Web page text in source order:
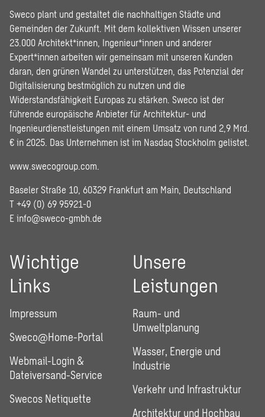
Sweco plant und gestaltet die nachhaltigen Städte und
Gemeinden der Zukunft. Mit dem kollektiven Wissen unserer
23.000 Architekt*innen, Ingenieur*innen und anderer
Expert*innen arbeiten wir gemeinsam mit unseren Kunden
daran, den grünen Wandel zu unterstützen, das Potenzial der
Digitalisierung bestmöglich zu nutzen und die
Widerstandsfähigkeit Europas zu stärken. Sweco ist der
führende europäische Anbieter für Architektur- und
Ingenieurdienstleistungen mit einem Umsatz von rund 2,9 Mrd.
€ in 2025. Das Unternehmen ist im Nasdaq Stockholm gelistet.
www.swecogroup.com
Baseler Straße 10, 60329 Frankfurt am Main, Deutschland
T +49 (0) 69 95921-0
E info@sweco-gmbh.de
Wichtige
Links
Impressum
Sweco@Home-Portal
Webmail-Login &
Dateiversand-Service
Swecos Netiquette
Unsere
Leistungen
Raum- und
Umweltplanung
Wasser, Energie und
Industrie
Verkehr und Infrastruktur
Architektur und Hochbau